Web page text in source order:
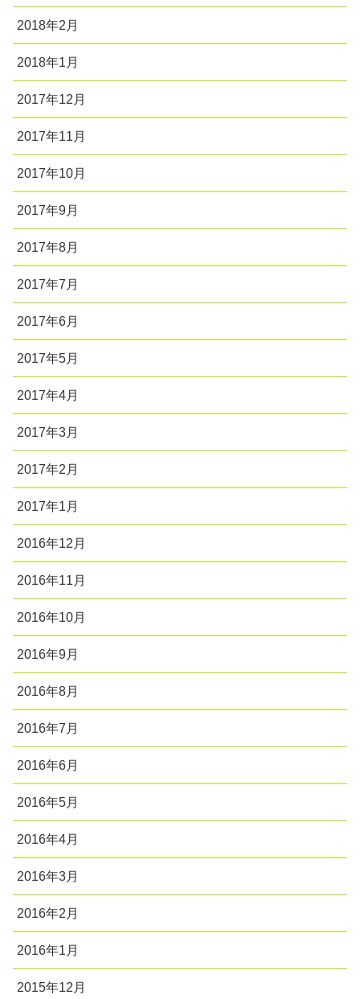
2018年2月
2018年1月
2017年12月
2017年11月
2017年10月
2017年9月
2017年8月
2017年7月
2017年6月
2017年5月
2017年4月
2017年3月
2017年2月
2017年1月
2016年12月
2016年11月
2016年10月
2016年9月
2016年8月
2016年7月
2016年6月
2016年5月
2016年4月
2016年3月
2016年2月
2016年1月
2015年12月